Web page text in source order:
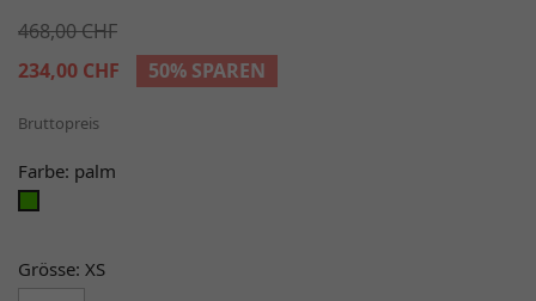
468,00 CHF
234,00 CHF
50% SPAREN
Bruttopreis
Farbe: palm
Grösse: XS